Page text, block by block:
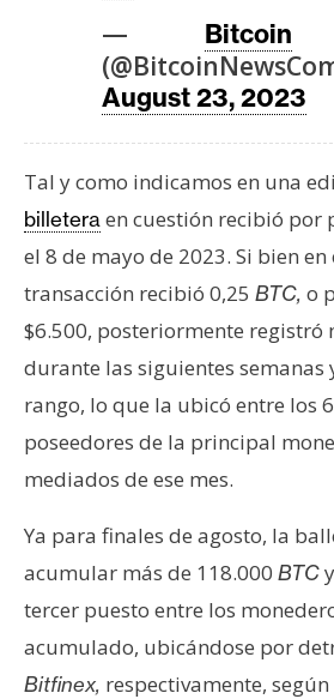
u
r
o
s
C
o
n
t
c
y
P
u
b
— Bitcoin
August 23, 2023
Tal y como indicamos en una
billetera en cuestión recibió por
el 8 de mayo de 2023. Si bien
transacción recibió 0,25 BTC, o
$6.500, posteriormente registró
durante las siguientes semanas
rango, lo que la ubicó entre los
poseedores de la principal
mediados de ese mes.
Ya para finales de agosto, la
acumular más de 118.000 BTC
tercer puesto entre los
acumulado, ubicándose por
Bitfinex, respectivamente,